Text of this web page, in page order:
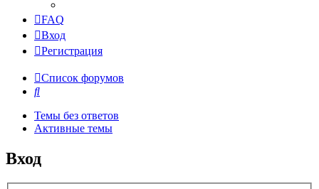
FAQ
Вход
Регистрация
Список форумов
Поиск
Темы без ответов
Активные темы
Вход